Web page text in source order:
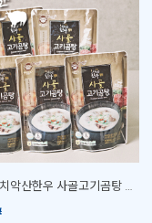
원주축협 치악산한우 사골고기곰탕 500ml*5입